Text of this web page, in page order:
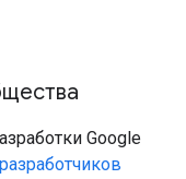
Google
разработчиков